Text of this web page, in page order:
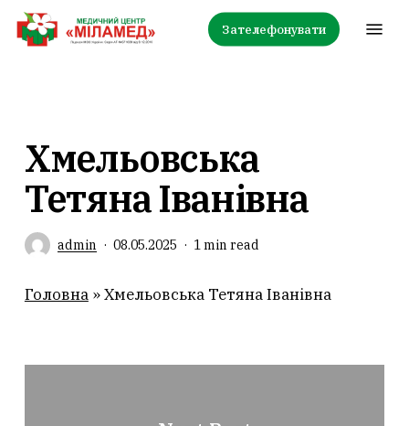
Skip
Зателефонувати
Хмельовська
Тетяна Іванівна
admin 08.05.2025 1 min read
Головна»Хмельовська Тетяна Іванівна